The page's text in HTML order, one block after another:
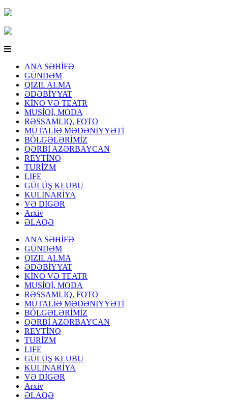
ANA SƏHİFƏ
GÜNDƏM
QIZIL ALMA
ƏDƏBİYYAT
KİNO VƏ TEATR
MUSİQİ, MODA
RƏSSAMLIQ, FOTO
MÜTALİƏ MƏDƏNİYYƏTİ
BÖLGƏLƏRİMİZ
QƏRBİ AZƏRBAYCAN
REYTİNQ
TURİZM
LIFE
GÜLÜŞ KLUBU
KULİNARİYA
VƏ DİGƏR
Arxiv
ƏLAQƏ
ANA SƏHİFƏ
GÜNDƏM
QIZIL ALMA
ƏDƏBİYYAT
KİNO VƏ TEATR
MUSİQİ, MODA
RƏSSAMLIQ, FOTO
MÜTALİƏ MƏDƏNİYYƏTİ
BÖLGƏLƏRİMİZ
QƏRBİ AZƏRBAYCAN
REYTİNQ
TURİZM
LIFE
GÜLÜŞ KLUBU
KULİNARİYA
VƏ DİGƏR
Arxiv
ƏLAQƏ